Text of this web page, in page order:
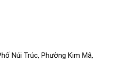
Núi Trúc, Phường Kim Mã,